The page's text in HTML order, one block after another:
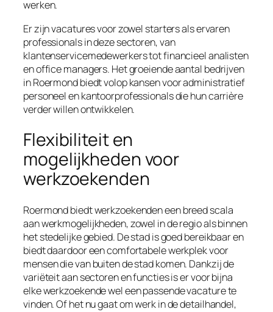
werken.
Er zijn vacatures voor zowel starters als ervaren
professionals in deze sectoren, van
klantenservicemedewerkers tot financieel analisten
en office managers. Het groeiende aantal bedrijven
in Roermond biedt volop kansen voor administratief
personeel en kantoorprofessionals die hun carrière
verder willen ontwikkelen.
Flexibiliteit en
mogelijkheden voor
werkzoekenden
Roermond biedt werkzoekenden een breed scala
aan werkmogelijkheden, zowel in de regio als binnen
het stedelijke gebied. De stad is goed bereikbaar en
biedt daardoor een comfortabele werkplek voor
mensen die van buiten de stad komen. Dankzij de
variëteit aan sectoren en functies is er voor bijna
elke werkzoekende wel een passende vacature te
vinden. Of het nu gaat om werk in de detailhandel,